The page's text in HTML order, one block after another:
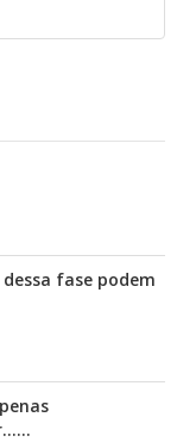
fase podem